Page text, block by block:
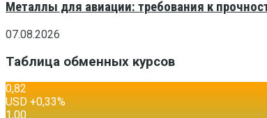
Металлы для авиации: требования к
07.08.2026
Таблица обменных курсов
0,82
USD +0,33%
1,00